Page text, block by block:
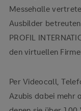
Messehalle
Ausbilder
PROFIL
den virtuellen
Per Videocall,
Azubis dabei mehr